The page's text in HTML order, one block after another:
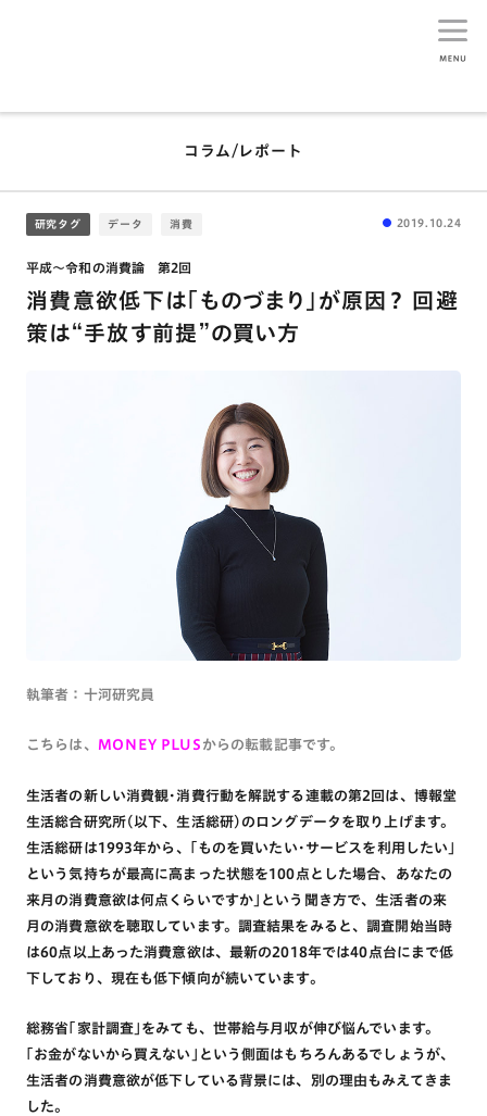
コラム/レポート
研究タグ データ 消費 2019.10.24
平成～令和の消費論 第2回
消費意欲低下は「ものづまり」が原因？ 回避
策は“手放す前提”の買い方
執筆者：十河研究員
こちらは、 MONEY PLUS からの転載記事です。
生活者の新しい消費観･消費行動を解説する連載の第2回は、博報堂
生活総合研究所(以下、生活総研)のロングデータを取り上げます。
生活総研は1993年から、｢ものを買いたい･サービスを利用したい｣
という気持ちが最高に高まった状態を100点とした場合、あなたの
来月の消費意欲は何点くらいですか｣という聞き方で、生活者の来
月の消費意欲を聴取しています。調査結果をみると、調査開始当時
は60点以上あった消費意欲は、最新の2018年では40点台にまで低
下しており、現在も低下傾向が続いています。
総務省｢家計調査｣をみても、世帯給与月収が伸び悩んでいます。
｢お金がないから買えない｣という側面はもちろんあるでしょうが、
生活者の消費意欲が低下している背景には、別の理由もみえてきま
した。